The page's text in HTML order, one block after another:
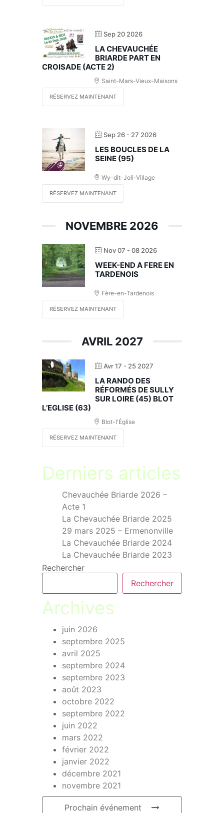
Sep 20 2026
LA CHEVAUCHÉE
BRIARDE PART EN
CROISADE (ACTE 2)
Saint-Mars-Vieux-Maisons
RÉSERVEZ MAINTENANT
Sep 26 - 27 2026
LES BOUCLES DE LA
SEINE (95)
Wy-dit-Joli-Village
RÉSERVEZ MAINTENANT
NOVEMBRE 2026
Nov 07 - 08 2026
WEEK-END A FERE EN
TARDENOIS
Fère-en-Tardenois
RÉSERVEZ MAINTENANT
AVRIL 2027
Avr 17 - 25 2027
LA RANDO DES
RÉFORMÉS DE SULLY
SUR LOIRE (45) BLOT
L’EGLISE (63)
Blot-l'Église
RÉSERVEZ MAINTENANT
Derniers articles
Chevauchée Briarde 2026 –
Acte 1
La Chevauchée Briarde 2025
29 mars 2025 – Ermenonville
La Chevauchée Briarde 2024
La Chevauchée Briarde 2023
Rechercher
Rechercher
Archives
juin 2026
septembre 2025
avril 2025
septembre 2024
septembre 2023
août 2023
octobre 2022
septembre 2022
juin 2022
mars 2022
février 2022
janvier 2022
décembre 2021
novembre 2021
Prochain événement